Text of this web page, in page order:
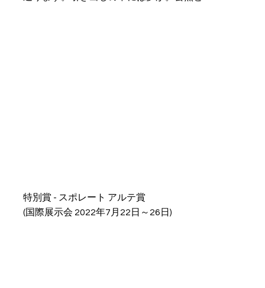
特別賞 - スポレート アルテ賞
(国際展示会 2022年7月22日～26日)